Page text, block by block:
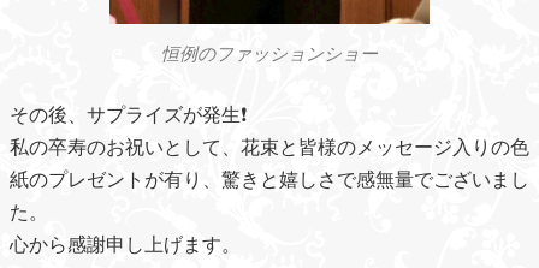
恒例のファッションショー
その後、サプライズが発生❗️
私の卒寿のお祝いとして、花束と皆様のメッセージ入りの色
紙のプレゼントが有り、驚きと嬉しさで感無量でございまし
た。
心から感謝申し上げます。